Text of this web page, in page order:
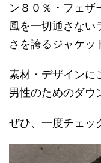
ン８０％・フェザ
風を一切通さない
さを誇るジャケッ
素材・デザインに
男性のためのダウ
ぜひ、一度チェッ